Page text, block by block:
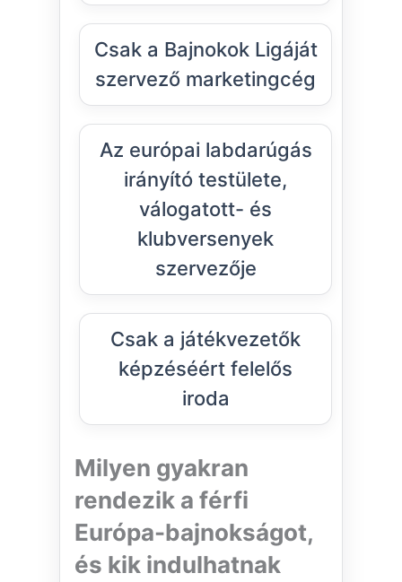
Csak a Bajnokok Ligáját
szervező marketingcég
Az európai labdarúgás
irányító testülete,
válogatott- és
klubversenyek
szervezője
Csak a játékvezetők
képzéséért felelős
iroda
Milyen gyakran
rendezik a férfi
Európa-bajnokságot,
és kik indulhatnak